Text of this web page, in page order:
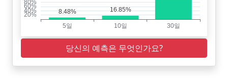
당신의 예측은 무엇인가요?